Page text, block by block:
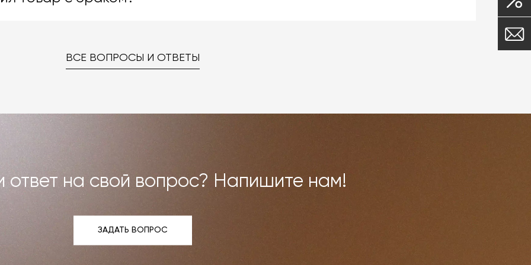
вами были исполнены. В случае брака мы заменяем товар
можем договориться о ремонте или реставрации
возврат».
ВСЕ ВОПРОСЫ И ОТВЕТЫ
ответ на свой вопрос? Напишите нам!
ЗАДАТЬ ВОПРОС